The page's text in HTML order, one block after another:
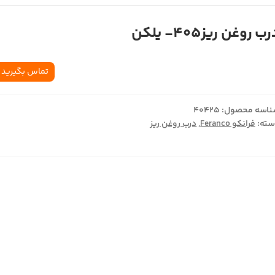
روغن ریز405- یلکن
تماس بگیرید
محصول: 40425
فرانکو Feranco ,درب روغن ریز